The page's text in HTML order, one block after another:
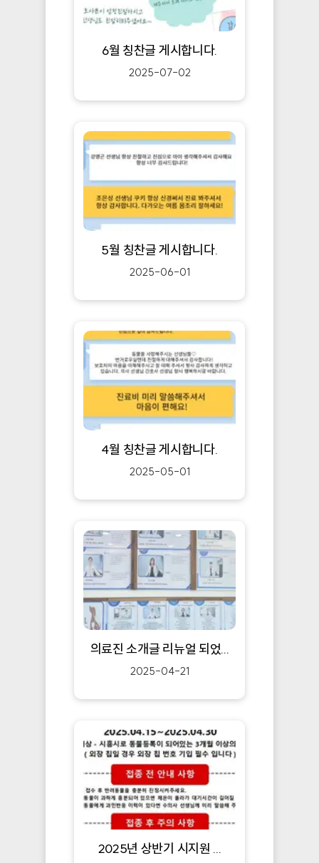
6월 칭찬글 게시합니다.
2025-07-02
5월 칭찬글 게시합니다.
2025-06-01
4월 칭찬글 게시합니다.
2025-05-01
의료진 소개글 리뉴얼 되었...
2025-04-21
2025년 상반기 시지원 ...